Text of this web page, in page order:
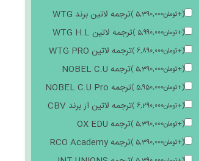
ترجمه لاتین برند WTG (
+
5,390,000تومان )
ترجمه لاتین WTG H.L (
+
5,990,000تومان )
ترجمه لاتین WTG PRO (
+
6,890,000تومان )
ترجمه NOBEL C.U (
+
5,390,000تومان )
ترجمه NOBEL C.U Pro (
+
5,950,000تومان )
ترجمه لاتین از برند CBV (
+
6,290,000تومان )
ترجمه OX EDU (
+
5,390,000تومان )
ترجمه RCO Academy (
+
5,390,000تومان )